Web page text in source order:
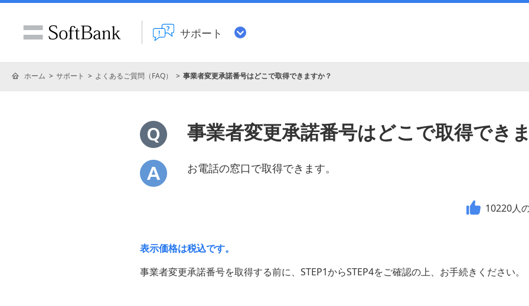
サポート
ホーム サポート よくあるご質問（FAQ） 事業者変更承諾番号はどこで取得できますか？
事業者変更承諾番号はどこで取得でき
お電話の窓口で取得できます。
10220人
表示価格は税込です。
事業者変更承諾番号を取得する前に、STEP1からSTEP4をご確認の上、お手続きください。